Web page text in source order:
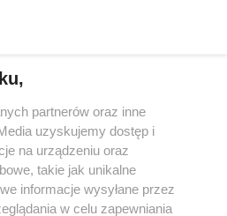
nie może być powielany i
w jakikolwiek sposób (w
na jakimkolwiek polu
włącznie z umieszczaniem w
praw. Jakiekolwiek użycie lub
lub w części z naruszeniem prawa,
pod groźbą kary i może być
partnerów oraz inne
uzyskujemy dostęp i
na urządzeniu oraz
takie jak unikalne
informacje wysyłane przez
w celu zapewniania